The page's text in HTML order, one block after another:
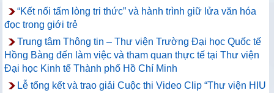
“Kết nối tấm lòng tri thức” và hành trình giữ lửa văn hóa
đọc trong giới trẻ
Trung tâm Thông tin – Thư viện Trường Đại học Quốc tế
Hồng Bàng đến làm việc và tham quan thực tế tại Thư viện
Đại học Kinh tế Thành phố Hồ Chí Minh
Lễ tổng kết và trao giải Cuộc thi Video Clip “Thư viện HIU